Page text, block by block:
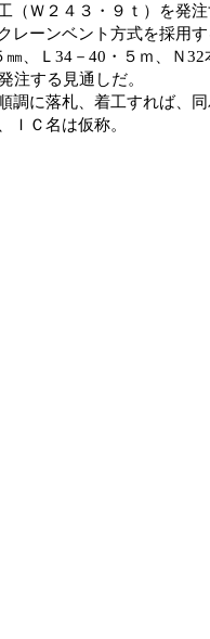
Ｗ２４３・９ｔ）を発注
レーンベント方式を採用す
、Ｌ34－40・５ｍ、Ｎ
注する見通しだ。
調に落札、着工すれば、
ＩＣ名は仮称。